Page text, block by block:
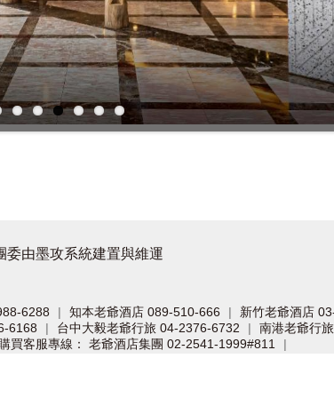
委由墨攻系統建置與維運
6288 | 知本老爺酒店 089-510-666 | 新竹老爺酒店
6168 | 台中大毅老爺行旅 04-2376-6732 | 南港老爺行
買客服專線： 老爺酒店集團 02-2541-1999#811 |